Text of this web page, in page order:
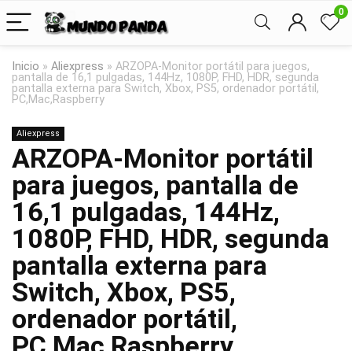
0
Inicio » Aliexpress » ARZOPA-Monitor portátil para juegos,
pantalla de 16,1 pulgadas, 144Hz, 1080P, FHD, HDR, segunda
pantalla externa para Switch, Xbox, PS5, ordenador portátil,
PC,Mac,Raspberry
Aliexpress
ARZOPA-Monitor portátil
para juegos, pantalla de
16,1 pulgadas, 144Hz,
1080P, FHD, HDR, segunda
pantalla externa para
Switch, Xbox, PS5,
ordenador portátil,